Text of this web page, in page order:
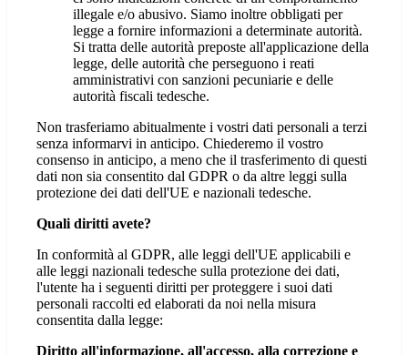
illegale e/o abusivo. Siamo inoltre obbligati per
legge a fornire informazioni a determinate autorità.
Si tratta delle autorità preposte all'applicazione della
legge, delle autorità che perseguono i reati
amministrativi con sanzioni pecuniarie e delle
autorità fiscali tedesche.
Non trasferiamo abitualmente i vostri dati personali a terzi
senza informarvi in anticipo. Chiederemo il vostro
consenso in anticipo, a meno che il trasferimento di questi
dati non sia consentito dal GDPR o da altre leggi sulla
protezione dei dati dell'UE e nazionali tedesche.
Quali diritti avete?
In conformità al GDPR, alle leggi dell'UE applicabili e
alle leggi nazionali tedesche sulla protezione dei dati,
l'utente ha i seguenti diritti per proteggere i suoi dati
personali raccolti ed elaborati da noi nella misura
consentita dalla legge:
Diritto all'informazione, all'accesso, alla correzione e